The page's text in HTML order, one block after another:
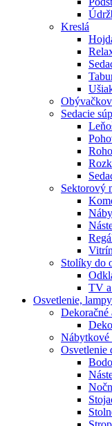
Kreslá
Sedacie
Sektorový
Stolíky do
TV
Osvetlenie,
Dekoračné
Nábytkové
Osvetlenie